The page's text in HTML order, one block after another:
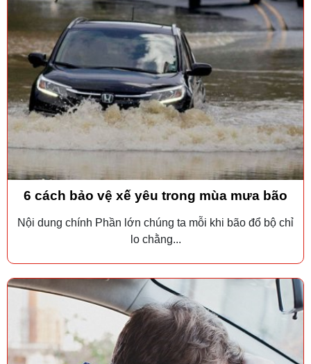
6 cách bảo vệ xế yêu trong mùa mưa bão
Nội dung chính Phần lớn chúng ta mỗi khi bão đổ bộ chỉ
lo chằng...